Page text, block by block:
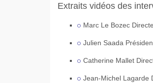
Extraits vidéos des
Marc Le Bozec
Julien Saada
Catherine Mallet
Jean-Michel Lagarde